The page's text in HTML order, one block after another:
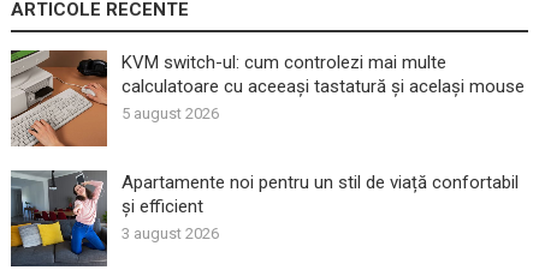
ARTICOLE RECENTE
KVM switch-ul: cum controlezi mai multe
calculatoare cu aceeași tastatură și același mouse
5 august 2026
Apartamente noi pentru un stil de viață confortabil
și efficient
3 august 2026